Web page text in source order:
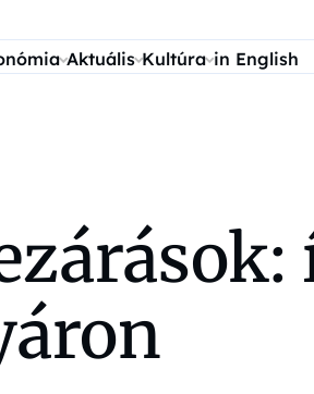
Aktuális Kultúra in English